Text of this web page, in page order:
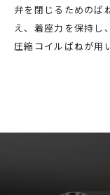
株主・投資家情報
採用情報
弁を閉じるためのば
え、着座力を保持し
圧縮コイルばねが用